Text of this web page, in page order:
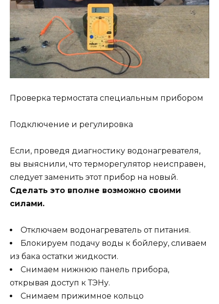
Проверка термостата специальным прибором
Подключение и регулировка
Если, проведя диагностику водонагревателя,
вы выяснили, что терморегулятор неисправен,
следует заменить этот прибор на новый.
Сделать это вполне возможно своими
силами.
Отключаем водонагреватель от питания.
Блокируем подачу воды к бойлеру, сливаем
из бака остатки жидкости.
Снимаем нижнюю панель прибора,
открывая доступ к ТЭНу.
Снимаем прижимное кольцо